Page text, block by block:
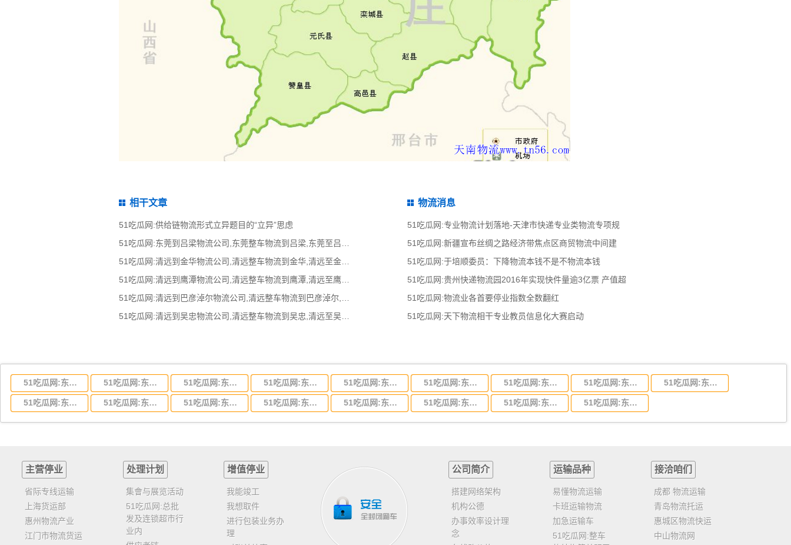
相干文章
51吃瓜网:供给链物流形式立异题目的“立异”思虑
51吃瓜网:清远到金华物流公司,清远整车物流到金华,清远至金华物流专线 - 天南
51吃瓜网:清远到鹰潭物流公司,清远整车物流到鹰潭,清远至鹰潭物流专线 - 天南
51吃瓜网:清远到吴忠物流公司,清远整车物流到吴忠,清远至吴忠物流专线 - 天南
物流消息
51吃瓜网:专业物流计划落地-天津市快递专业类物流专项规
51吃瓜网:新疆宣布丝绸之路经济带焦点区商贸物流中间建
51吃瓜网:于培顺委员：下降物流本钱不是不物流本钱
51吃瓜网:贵州快递物流园2016年实现快件量逾3亿票 产值超
51吃瓜网:物流业各首要停业指数全数翻红
51吃瓜网:天下物流相干专业教员信息化大赛启动
51吃瓜网:东莞到湖北省物流专线,东莞到湖北省物流公司 51吃瓜网:东莞到河南省物流专线,东莞到河南省物流公司 51吃瓜网:东莞到湖南省物流专线,东莞到湖南省物流公司 51吃瓜网:东莞到河北省物流专线,东莞到河北省物流公司 51吃瓜网:东莞到吉林省物流运输,东莞到吉林省物流公司 51吃瓜网:东莞到甘肃省物流运输,东莞到甘肃省物流公司 51吃瓜网:东莞到陕西省物流运输,东莞到陕西省物流公司 51吃瓜网:东莞到贵州省物流运输,东莞到贵州省物流公司 51吃瓜网:东莞到四川省物流专线,东莞到四川省物流公司
51吃瓜网:东莞到云南省物流运输,东莞到云南省物流公司 51吃瓜网:东莞到江西省物流专线,东莞到江西省物流公司 51吃瓜网:东莞到安徽省物流专线,东莞到安徽省物流公司 51吃瓜网:东莞到山东省物流专线,东莞到山东省物流公司 51吃瓜网:东莞到江苏物流专线运输,东莞到江苏省物流公司 51吃瓜网:东莞到浙江省物流运输,东莞到浙江省物流公司 51吃瓜网:东莞到福建省物流运输,东莞到福建省物流公司 51吃瓜网:东莞到广西物流专线,东莞到广西物流公司
主营停业
省际专线运输
上海货运部
惠州物流产业
江门市物流货运
处理计划
集會与展览活动
51吃瓜网:总批
发及连锁超市行
业内
增值停业
我能竣工
我想取件
进行包装业务办
理
公司简介
搭建网络架构
机构公德
办事效率设计理
念
运输品种
易懂物流运输
卡班运输物流
加急运输车
51吃瓜网:整车
接洽咱们
成都 物流运输
青岛物流托运
惠城区物流快运
中山物流网